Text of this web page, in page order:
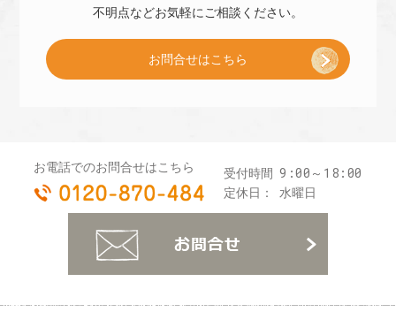
プ
ゼ
不明点などお気軽にご相談ください。
お問合せはこちら
お電話でのお問合せはこちら
0120-870-484
受付時間 9:00～18:00
定休日： 水曜日